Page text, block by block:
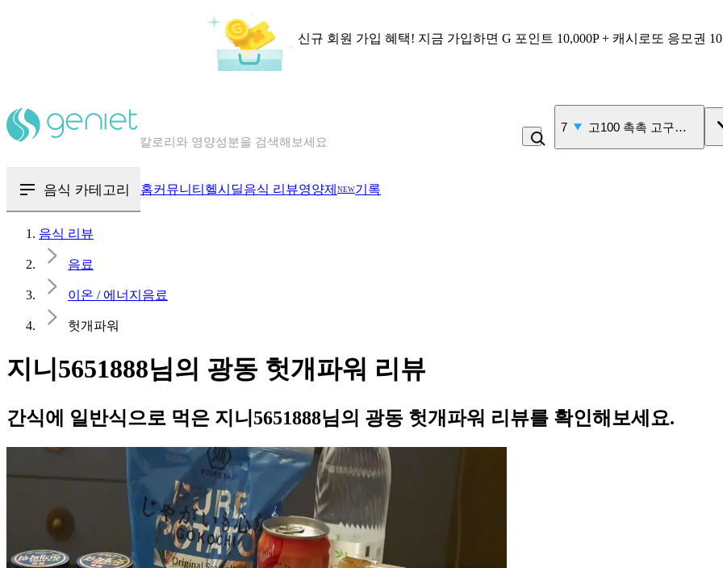
신규 회원 가입 혜택! 지금 가입하면 G 포인트 10,000P + 캐시로또 응모권
혈당 · 다이어트 음식 검색해보세요
7 고100 촉촉 고구마 스틱
음식 카테고리 홈커뮤니티 헬시딜음식 리뷰영양제 NEW기록
음식 리뷰
음료
이온 / 에너지음료
헛개파워
지니5651888님의 광동 헛개파워 리뷰
간식에 일반식으로 먹은 지니5651888님의 광동 헛개파워 리뷰를 확인해보세요.